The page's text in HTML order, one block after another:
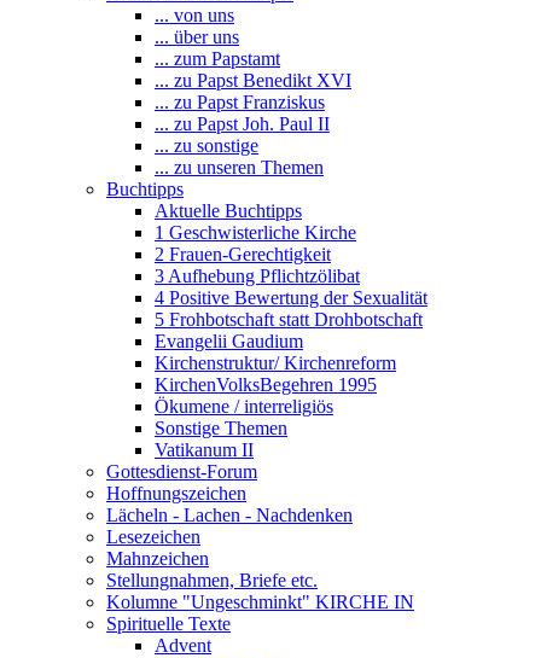
... von uns
... über uns
... zum Papstamt
... zu Papst Benedikt XVI
... zu Papst Franziskus
... zu Papst Joh. Paul II
... zu sonstige
... zu unseren Themen
Buchtipps
Aktuelle Buchtipps
1 Geschwisterliche Kirche
2 Frauen-Gerechtigkeit
3 Aufhebung Pflichtzölibat
4 Positive Bewertung der Sexualität
5 Frohbotschaft statt Drohbotschaft
Evangelii Gaudium
Kirchenstruktur/ Kirchenreform
KirchenVolksBegehren 1995
Ökumene / interreligiös
Sonstige Themen
Vatikanum II
Gottesdienst-Forum
Hoffnungszeichen
Lächeln - Lachen - Nachdenken
Lesezeichen
Mahnzeichen
Stellungnahmen, Briefe etc.
Kolumne "Ungeschminkt" KIRCHE IN
Spirituelle Texte
Advent